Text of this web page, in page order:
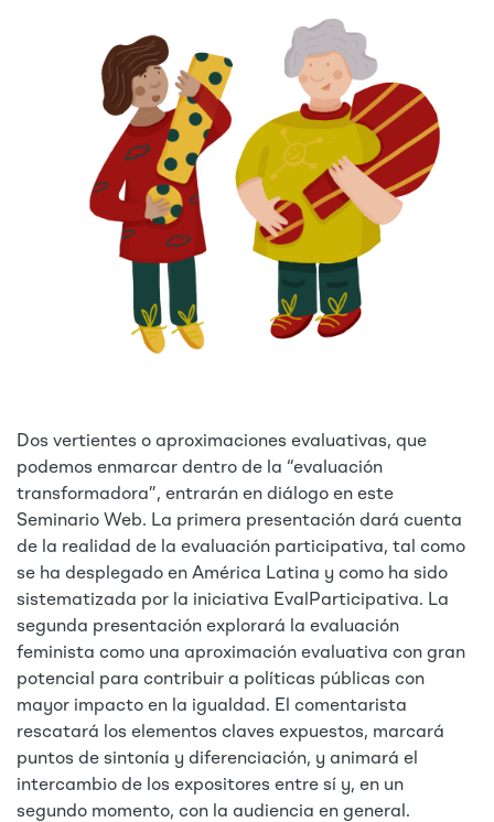
Dos vertientes o aproximaciones evaluativas, que
podemos enmarcar dentro de la “evaluación
transformadora”, entrarán en diálogo en este
Seminario Web. La primera presentación dará cuenta
de la realidad de la evaluación participativa, tal como
se ha desplegado en América Latina y como ha sido
sistematizada por la iniciativa EvalParticipativa. La
segunda presentación explorará la evaluación
feminista como una aproximación evaluativa con gran
potencial para contribuir a políticas públicas con
mayor impacto en la igualdad. El comentarista
rescatará los elementos claves expuestos, marcará
puntos de sintonía y diferenciación, y animará el
intercambio de los expositores entre sí y, en un
segundo momento, con la audiencia en general.